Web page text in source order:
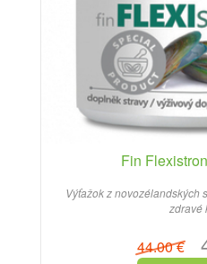
Fin
Výťažok z novozélandských
zdravé
44.00 €